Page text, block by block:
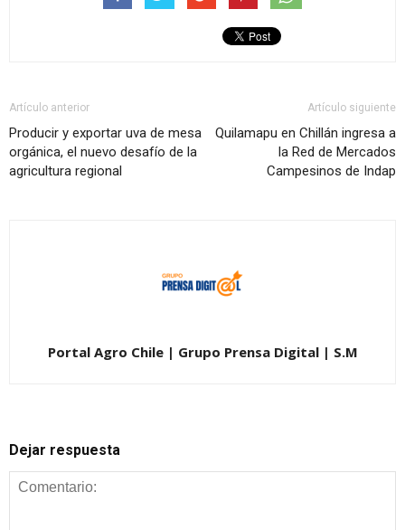
Artículo anterior
Producir y exportar uva de mesa
orgánica, el nuevo desafío de la
agricultura regional
Artículo siguiente
Quilamapu en Chillán ingresa a
la Red de Mercados
Campesinos de Indap
Portal Agro Chile | Grupo Prensa Digital | S.M
Dejar respuesta